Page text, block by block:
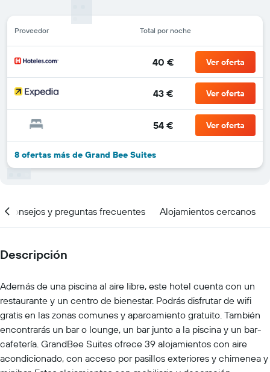
Proveedor Total por noche
40 € Ver oferta
43 € Ver oferta
54 € Ver oferta
8 ofertas más de Grand Bee Suites
Consejos y preguntas frecuentes Alojamientos cercanos
Descripción
Además de una piscina al aire libre, este hotel cuenta con un
restaurante y un centro de bienestar. Podrás disfrutar de wifi
gratis en las zonas comunes y aparcamiento gratuito. También
encontrarás un bar o lounge, un bar junto a la piscina y un bar-
cafetería. GrandBee Suites ofrece 39 alojamientos con aire
acondicionado, con acceso por pasillos exteriores y chimenea y